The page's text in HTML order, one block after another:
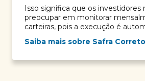
Isso significa que os investidores
preocupar em monitorar
carteiras, pois a execução é
Saiba mais sobre Safra